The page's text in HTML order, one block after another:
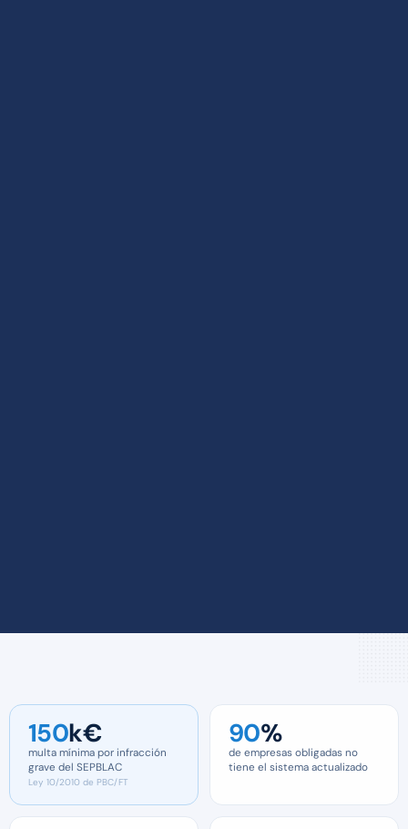
150k€
multa mínima por infracción
grave del SEPBLAC
Ley 10/2010 de PBC/FT
90%
de empresas obligadas no
tiene el sistema actualizado